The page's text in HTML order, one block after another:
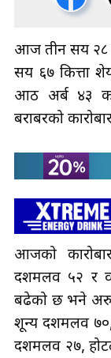
आज तीन सय २८
सय ६७ कित्ता
आठ अर्ब ४३
बराबरको
आजको
दशमलव ५२ र
बढेको छ भने
शून्य दशमलव
दशमलव २७,